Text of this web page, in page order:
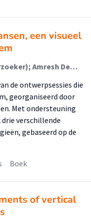
een visueel
Tjitske Lovert-Reindersma (Onderzoeker); Amresh Dewkalie; Femke Spoeltman-van der Veen (Onderzoeker); Antje Orgassa (Onderzoeker); Christel Vissers (Onderzoeker)
de ontwerpsessies die
georganiseerd door
Met ondersteuning
verschillende
gebaseerd op de
Boek
of vertical